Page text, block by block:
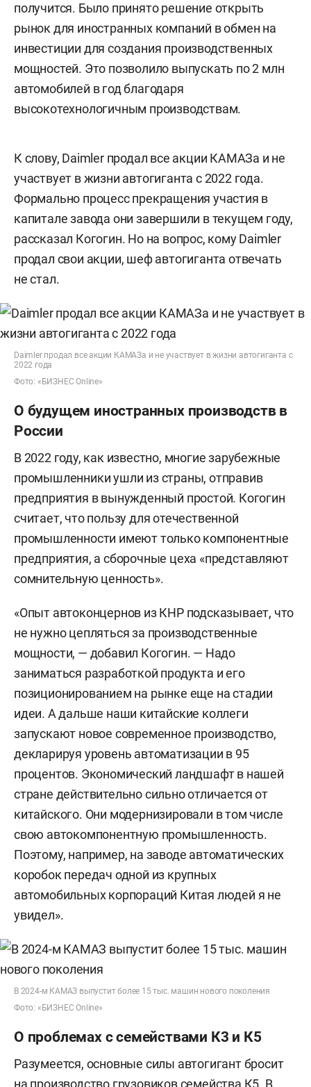
получится. Было принято решение открыть
рынок для иностранных компаний в обмен на
инвестиции для создания производственных
мощностей. Это позволило выпускать по 2 млн
автомобилей в год благодаря
высокотехнологичным производствам.
К слову, Daimler продал все акции КАМАЗа и не
участвует в жизни автогиганта с 2022 года.
Формально процесс прекращения участия в
капитале завода они завершили в текущем году,
рассказал Когогин. Но на вопрос, кому Daimler
продал свои акции, шеф автогиганта отвечать
не стал.
Daimler продал все акции КАМАЗа и не участвует в жизни автогиганта с
2022 года
Фото: «БИЗНЕС Online»
О будущем иностранных производств в
России
В 2022 году, как известно, многие зарубежные
промышленники ушли из страны, отправив
предприятия в вынужденный простой. Когогин
считает, что пользу для отечественной
промышленности имеют только компонентные
предприятия, а сборочные цеха «представляют
сомнительную ценность».
«Опыт автоконцернов из КНР подсказывает, что
не нужно цепляться за производственные
мощности, — добавил Когогин. — Надо
заниматься разработкой продукта и его
позиционированием на рынке еще на стадии
идеи. А дальше наши китайские коллеги
запускают новое современное производство,
декларируя уровень автоматизации в 95
процентов. Экономический ландшафт в нашей
стране действительно сильно отличается от
китайского. Они модернизировали в том числе
свою автокомпонентную промышленность.
Поэтому, например, на заводе автоматических
коробок передач одной из крупных
автомобильных корпораций Китая людей я не
увидел».
В 2024-м КАМАЗ выпустит более 15 тыс. машин нового поколения
Фото: «БИЗНЕС Online»
О проблемах с семействами К3 и К5
Разумеется, основные силы автогигант бросит
на производство грузовиков семейства К5. В